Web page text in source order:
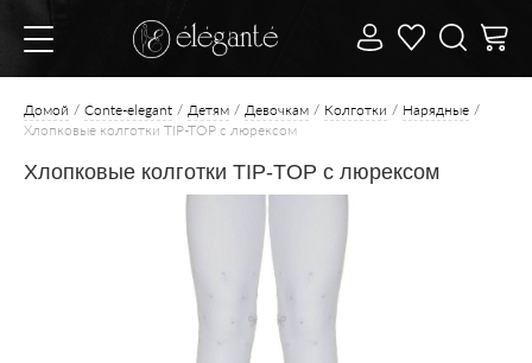
Домой Conte-elegant Детям Девочкам Колготки
Нарядные
Хлопковые колготки TIP-TOP с люрексом
Хлопковые колготки TIP-TOP с люрексом